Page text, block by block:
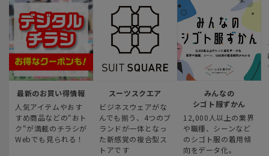
最新のお買い得情報
人気アイテムやおす
すめ商品などの“おト
ク“が満載のチラシが
Webでも見られる！
スーツスクエア
ビジネスウェアがな
んでも揃う、4つのブ
ランドが一体となっ
た新感覚の複合型ス
トアです
みんなの
シゴト服ずかん
12,000人以上の業界
や職種、シーンなど
のシゴト服の着用傾
向をデータ化。